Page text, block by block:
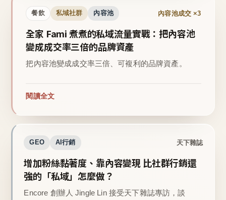
餐飲 私域社群 內容池 內容池成交 ×3
全家 Fami 煮煮的私域流量實戰：把內容池
變成成交率三倍的品牌資產
把內容池變成成交率三倍、可複利的品牌資產。
閱讀全文
GEO AI行銷 天下雜誌
增加粉絲黏著度、靠內容變現 比社群行銷還
強的「私域」怎麼做？
Encore 創辦人 Jingle Lin 接受天下雜誌專訪，談